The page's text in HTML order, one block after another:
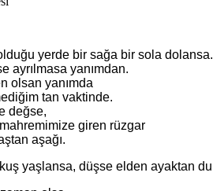
yerde bir sağa bir sola dolansa.
ayrılmasa yanımdan.
olsan yanımda
tan vaktinde.
değse,
giren rüzgar
aşağı.
yaşlansa, düşse elden ayaktan